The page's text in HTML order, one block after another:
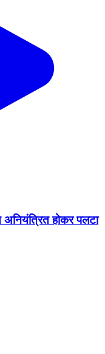
अनियंत्रित होकर पलटा